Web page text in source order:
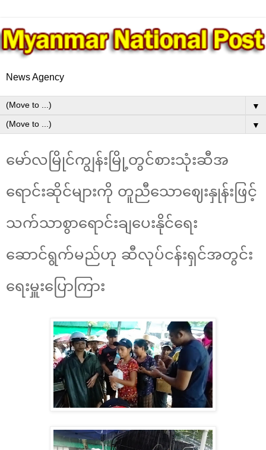
News Agency
▼
▼
မော်လမြိုင်ကျွန်းမြို့တွင်စားသုံးဆီအ
ရောင်းဆိုင်များကို တူညီသောဈေးနှုန်းဖြင့်
သက်သာစွာရောင်းချပေးနိုင်ရေး
ဆောင်ရွက်မည်ဟု ဆီလုပ်ငန်းရှင်အတွင်း
ရေးမှူးပြောကြား